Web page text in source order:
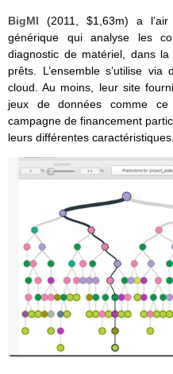
BigMl (2011, $1,63m) a l’air
générique qui analyse les
diagnostic de matériel, dans
prêts. L’ensemble s’utilise
cloud. Au moins, leur site
jeux de données comme
campagne de financement
leurs différentes